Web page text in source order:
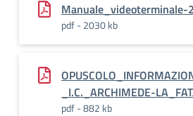
Manuale_videoterminale-
pdf - 2030 kb
_I.C._ARCHIMEDE-
pdf - 882 kb